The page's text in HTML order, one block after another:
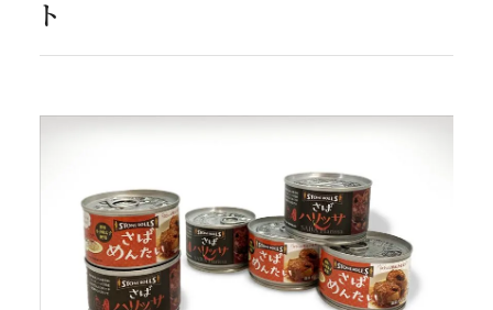
魚惣菜
ブランドのこと
STONE ROLLS
お知らせ
公式Instagram
ト